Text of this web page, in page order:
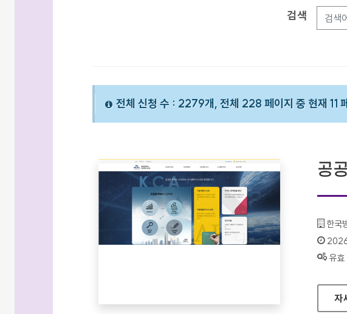
검색
전체 신청 수 : 2279개, 전체 228 페이지 중 현재 11
공
기관
한국
인증
상태 :
유효
공
자